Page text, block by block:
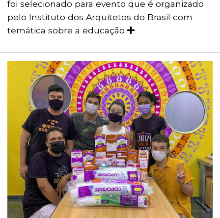
foi selecionado para evento que é organizado
pelo Instituto dos Arquitetos do Brasil com
temática sobre a educação